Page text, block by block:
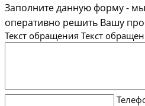
Заполните данную форму -
оперативно решить Вашу про
Текст обращения Текст